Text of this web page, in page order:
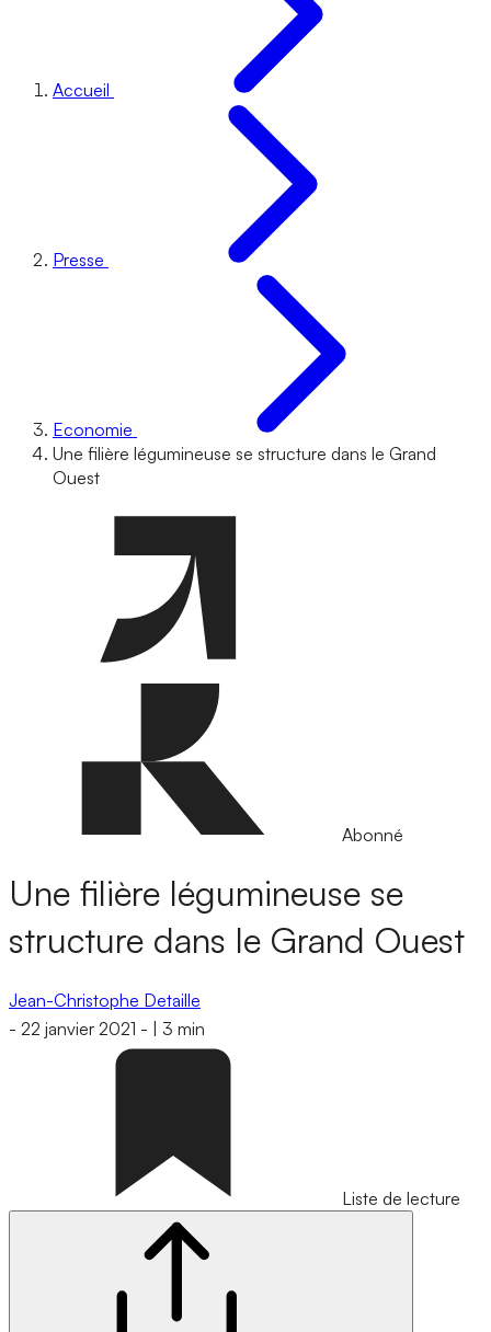
Accueil
Presse
Economie
Une filière légumineuse se structure dans le Grand
Ouest
Abonné
Une filière légumineuse se
structure dans le Grand Ouest
Jean-Christophe Detaille
- 22 janvier 2021 - 3 min
Liste de lecture